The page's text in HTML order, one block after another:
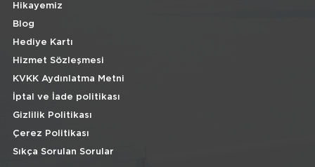
Hikayemiz
Blog
Hediye Kartı
Hizmet Sözleşmesi
KVKK Aydınlatma Metni
İptal ve İade politikası
Gizlilik Politikası
Çerez Politikası
Sıkça Sorulan Sorular